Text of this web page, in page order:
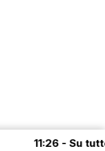
11:26 - Su tutte